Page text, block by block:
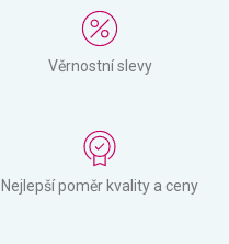
Věrnostní slevy
Nejlepší poměr kvality a ceny